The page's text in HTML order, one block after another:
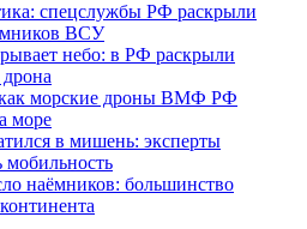
спецслужбы РФ раскрыли
ВСУ
небо: в РФ раскрыли
как морские дроны ВМФ РФ
море
в мишень: эксперты
мобильность
наёмников: большинство